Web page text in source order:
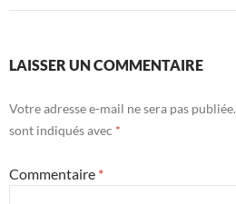
LAISSER UN COMMENTAIRE
Votre adresse e-mail ne sera pas publiée.
sont indiqués avec *
Commentaire *